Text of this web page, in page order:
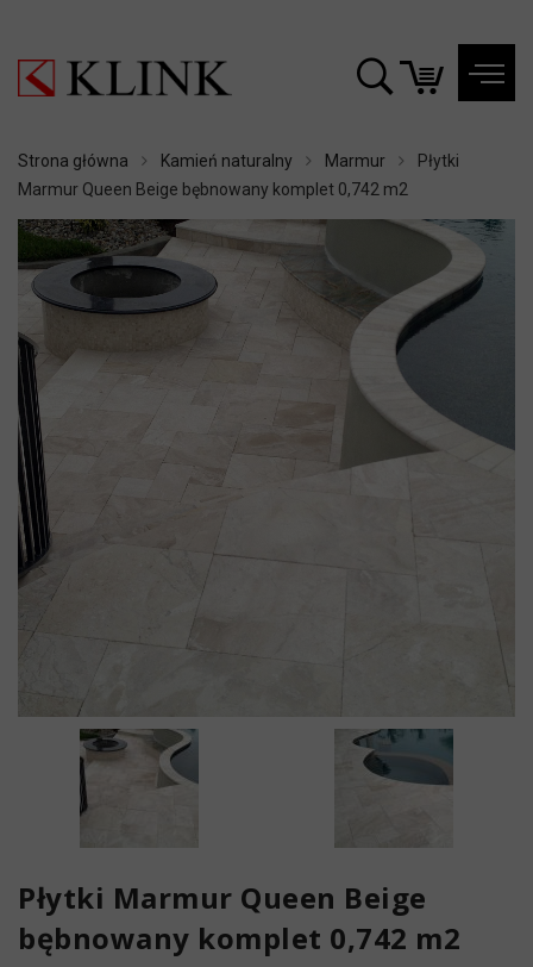
Strona główna Kamień naturalny Marmur
Płytki
Marmur Queen Beige bębnowany komplet 0,742 m2
Płytki Marmur Queen Beige
bębnowany komplet 0,742 m2